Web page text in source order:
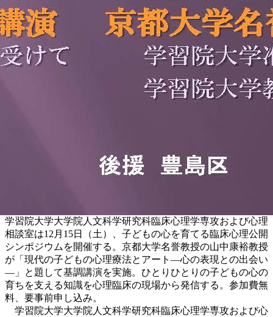
学習院大学大学院人文科学研究科臨床心理学専攻および心理
相談室は12月15日（土）、子どもの心を育てる臨床心理公開
シンポジウムを開催する。京都大学名誉教授の山中康裕教授
が「現代の子どもの心理療法とアート―心の表現との出会い
―」と題して基調講演を実施。ひとりひとりの子どもの心の
育ちを支える知識を心理臨床の現場から発信する。参加費無
料、要事前申し込み。
学習院大学大学院人文科学研究科臨床心理学専攻および心